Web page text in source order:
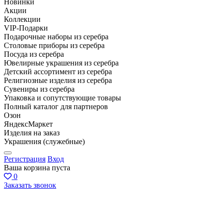
Новинки
Акции
Коллекции
VIP-Подарки
Подарочные наборы из серебра
Столовые приборы из серебра
Посуда из серебра
Ювелирные украшения из серебра
Детский ассортимент из серебра
Религиозные изделия из серебра
Сувениры из серебра
Упаковка и сопутствующие товары
Полный каталог для партнеров
Озон
ЯндексМаркет
Изделия на заказ
Украшения (служебные)
Регистрация Вход
Ваша корзина пуста
0
Заказать звонок